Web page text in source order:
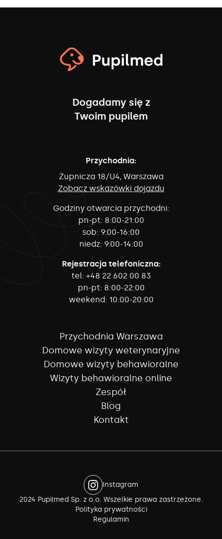
Dogadamy się z
Twoim pupilem
Przychodnia:
Żupnicza 18/U4, Warszawa
Zobacz wskazówki dojazdu
Godziny otwarcia przychodni:
pn-pt: 8:00-21:00
sob: 9:00-16:00
niedz: 9:00-14:00
Rejestracja telefoniczna:
tel: +48 22 602 00 83
pn-pt: 8:00-22:00
weekend: 10:00-20:00
Przychodnia Warszawa
Domowe wizyty weterynaryjne
Domowe wizyty behawioralne
Wizyty behawioralne online
Zespół
Blog
Kontakt
Instagram
2024 Pupilmed Sp. z o.o. Wszelkie prawa zastrzeżone.
Polityka prywatności
Regulamin